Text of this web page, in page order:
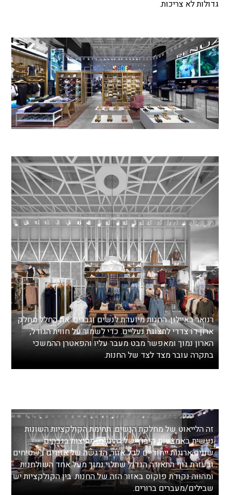
גדולות לא צריכות.
רנואר באיילון. החנות מיועדת לנשים וגברים. את החלל מחלק
ארון דו צדדי לתצוגת נעליים. כדי לשמור על חווית הגודל,
הארון נמוך ומאפשר מבט מעבר עליו והפאטרן ההמשכי
בתקרה עובר מצד לצד של החנות.
זה הלייאוט של מחלקת הנשים. תחימת הקולקציות השונות
נעשית באמצעות קיבוץ של רהיטים, מחיצות בגבהים
שונים,ארונות ייחודיים לכל אזור, הדגשה של אזורים בשטיחים
ובעזרת גוף התאורה הגדול שתלוי נמוך מעל אחד השולחנות
ומהווה נקודת פוקוס באזור הזה של החנות. בין הקולקציות יש
שבילים/מעברים ברורים.